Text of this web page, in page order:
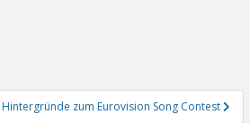
Hintergründe zum Eurovision Song Contest